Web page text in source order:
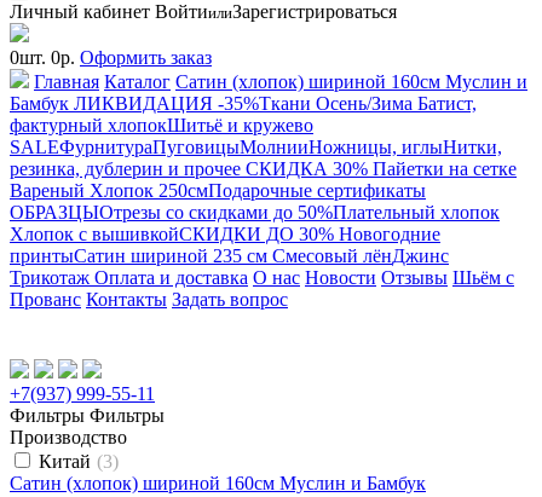
Личный кабинет ВойтиилиЗарегистрироваться
0шт. 0р. Оформить заказ
Главная Каталог Сатин (хлопок) шириной 160см Муслин и
Бамбук ЛИКВИДАЦИЯ -35%Ткани Осень/Зима Батист,
фактурный хлопокШитьё и кружево
SALEФурнитураПуговицыМолнииНожницы, иглыНитки,
резинка, дублерин и прочее СКИДКА 30% Пайетки на сетке
Вареный Хлопок 250смПодарочные сертификаты
ОБРАЗЦЫОтрезы со скидками до 50%Плательный хлопок
Хлопок с вышивкойСКИДКИ ДО 30% Новогодние
принтыСатин шириной 235 см Смесовый лёнДжинс
Трикотаж Оплата и доставка О нас Новости Отзывы Шьём с
Прованс Контакты Задать вопрос
+7(937) 999-55-11
Фильтры Фильтры
Производство
Китай (3)
Сатин (хлопок) шириной 160см Муслин и Бамбук